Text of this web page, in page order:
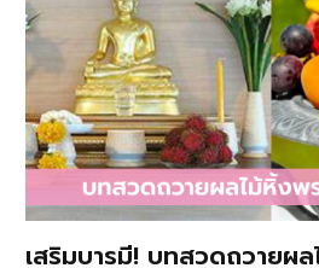
เสริมบารมี! บทสวดถวายผล